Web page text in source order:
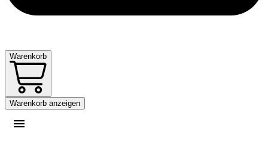
Warenkorb
Warenkorb anzeigen